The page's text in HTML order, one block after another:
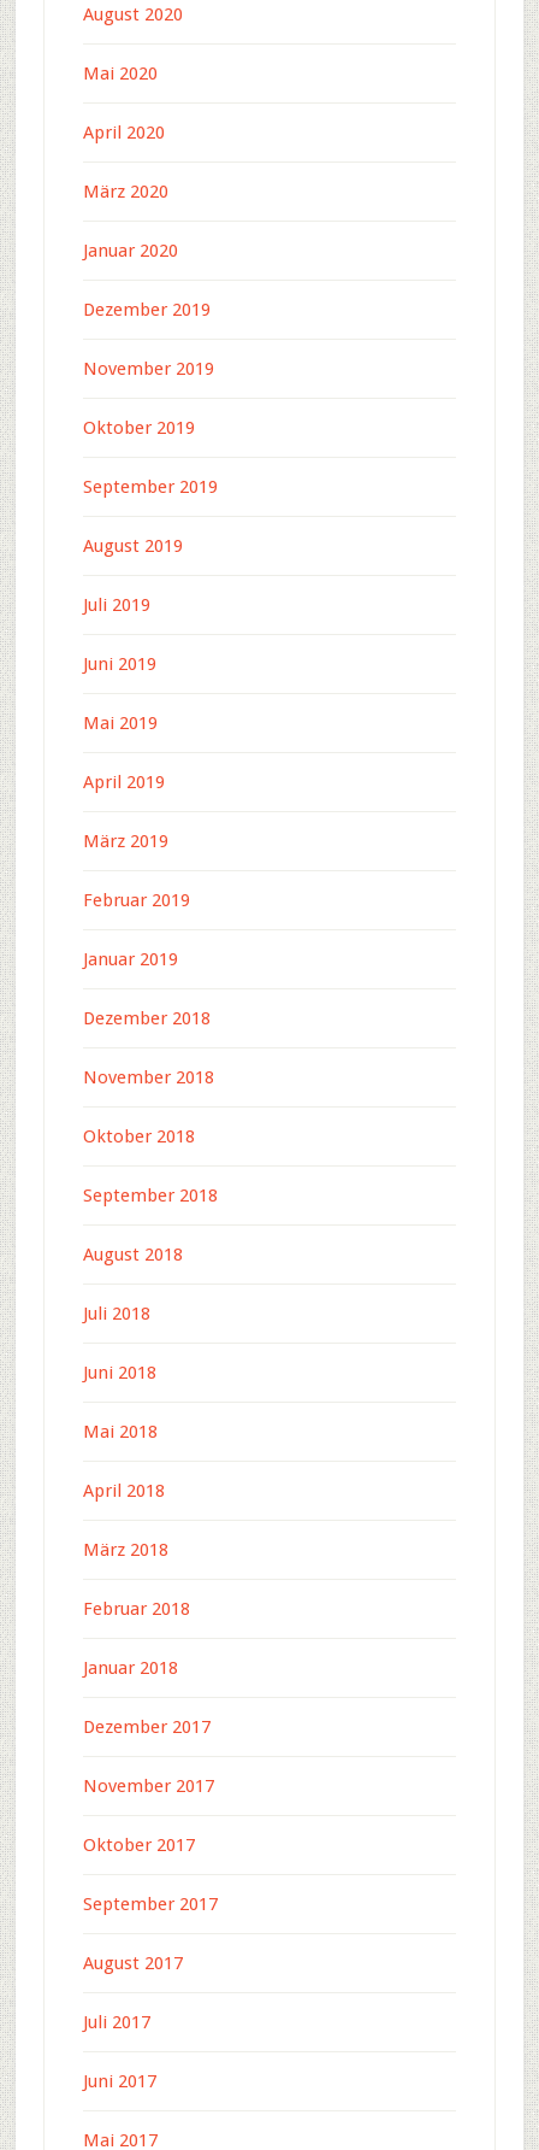
August 2020
Mai 2020
April 2020
März 2020
Januar 2020
Dezember 2019
November 2019
Oktober 2019
September 2019
August 2019
Juli 2019
Juni 2019
Mai 2019
April 2019
März 2019
Februar 2019
Januar 2019
Dezember 2018
November 2018
Oktober 2018
September 2018
August 2018
Juli 2018
Juni 2018
Mai 2018
April 2018
März 2018
Februar 2018
Januar 2018
Dezember 2017
November 2017
Oktober 2017
September 2017
August 2017
Juli 2017
Juni 2017
Mai 2017